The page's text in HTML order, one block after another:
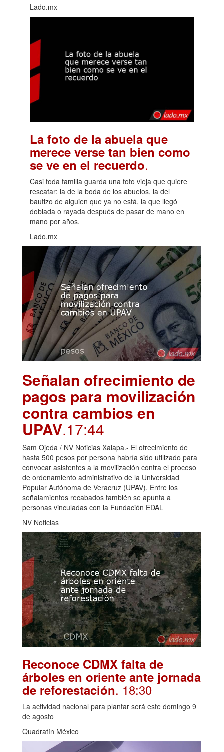
Lado.mx
La foto de la abuela que
merece verse tan bien como
se ve en el recuerdo.
Casi toda familia guarda una foto vieja que quiere
rescatar: la de la boda de los abuelos, la del
bautizo de alguien que ya no está, la que llegó
doblada o rayada después de pasar de mano en
mano por años.
Lado.mx
Señalan ofrecimiento de
pagos para movilización
contra cambios en
UPAV.17:44
Sam Ojeda / NV Noticias Xalapa.- El ofrecimiento de
hasta 500 pesos por persona habría sido utilizado para
convocar asistentes a la movilización contra el proceso
de ordenamiento administrativo de la Universidad
Popular Autónoma de Veracruz (UPAV). Entre los
señalamientos recabados también se apunta a
personas vinculadas con la Fundación EDAL
NV Noticias
Reconoce CDMX falta de
árboles en oriente ante jornada
de reforestación. 18:30
La actividad nacional para plantar será este domingo 9
de agosto
Quadratín México